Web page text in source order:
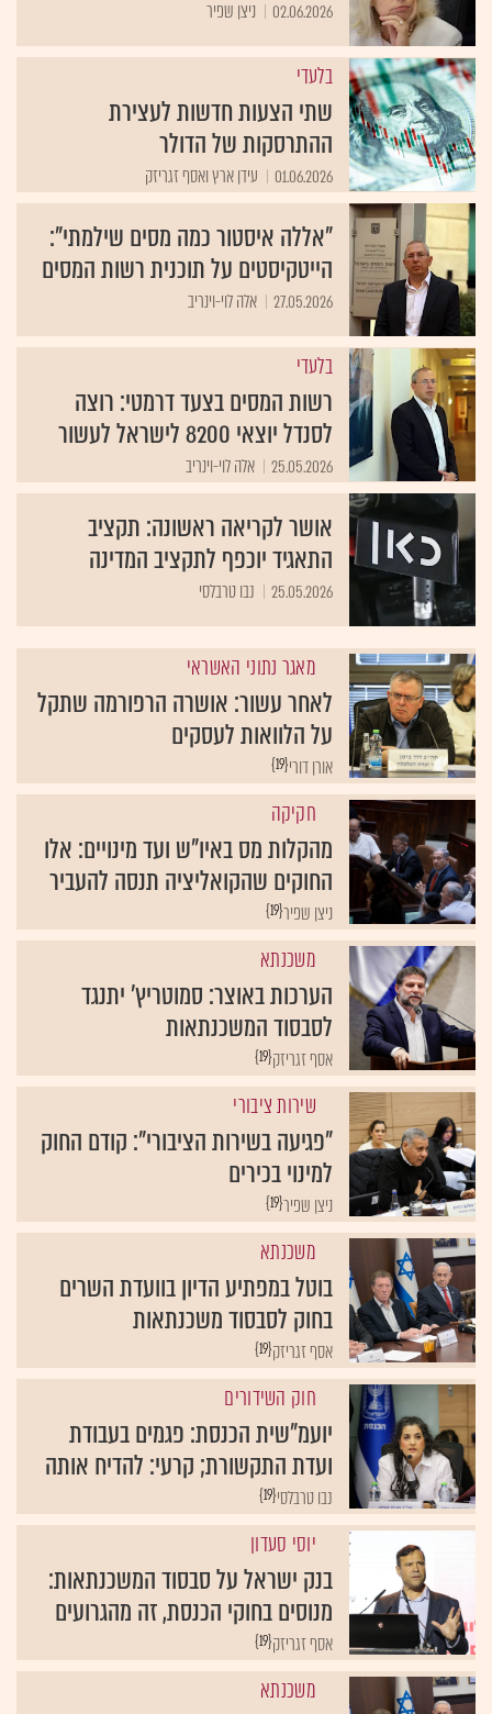
02.06.2026 ניצן שפיר
בלעדי
שתי הצעות חדשות לעצירת
ההתרסקות של הדולר
01.06.2026 עידן ארץ ואסף זגריזק
"אללה איסטור כמה מסים שילמתי":
הייטקיסטים על תוכנית רשות המסים
27.05.2026 אלה לוי-וינריב
בלעדי
רשות המסים בצעד דרמטי: רוצה
לסנדל יוצאי 8200 לישראל לעשור
25.05.2026 אלה לוי-וינריב
אושר לקריאה ראשונה: תקציב
התאגיד יוכפף לתקציב המדינה
25.05.2026 נבו טרבלסי
מאגר נתוני האשראי
לאחר עשור: אושרה הרפורמה שתקל
על הלוואות לעסקים
{19}אורן דורי
חקיקה
מהקלות מס באיו"ש ועד מינויים: אלו
החוקים שהקואליציה תנסה להעביר
{19}ניצן שפיר
משכנתא
הערכות באוצר: סמוטריץ' יתנגד
לסבסוד המשכנתאות
{19}אסף זגריזק
שירות ציבורי
"פגיעה בשירות הציבורי": קודם החוק
למינוי בכירים
{19}ניצן שפיר
משכנתא
בוטל במפתיע הדיון בוועדת השרים
בחוק לסבסוד משכנתאות
{19}אסף זגריזק
חוק השידורים
יועמ"שית הכנסת: פגמים בעבודת
ועדת התקשורת; קרעי: להדיח אותה
{19}נבו טרבלסי
יוסי סעדון
בנק ישראל על סבסוד המשכנתאות:
מנוסים בחוקי הכנסת, זה מהגרועים
{19}אסף זגריזק
משכנתא